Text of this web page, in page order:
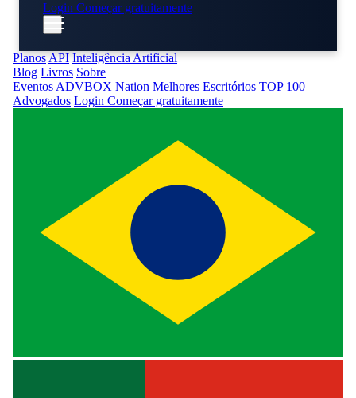
Login Começar gratuitamente
PlanosAPI Inteligência Artificial
Blog Livros Sobre
Eventos ADVBOX Nation Melhores Escritórios TOP 100
Advogados Login Começar gratuitamente